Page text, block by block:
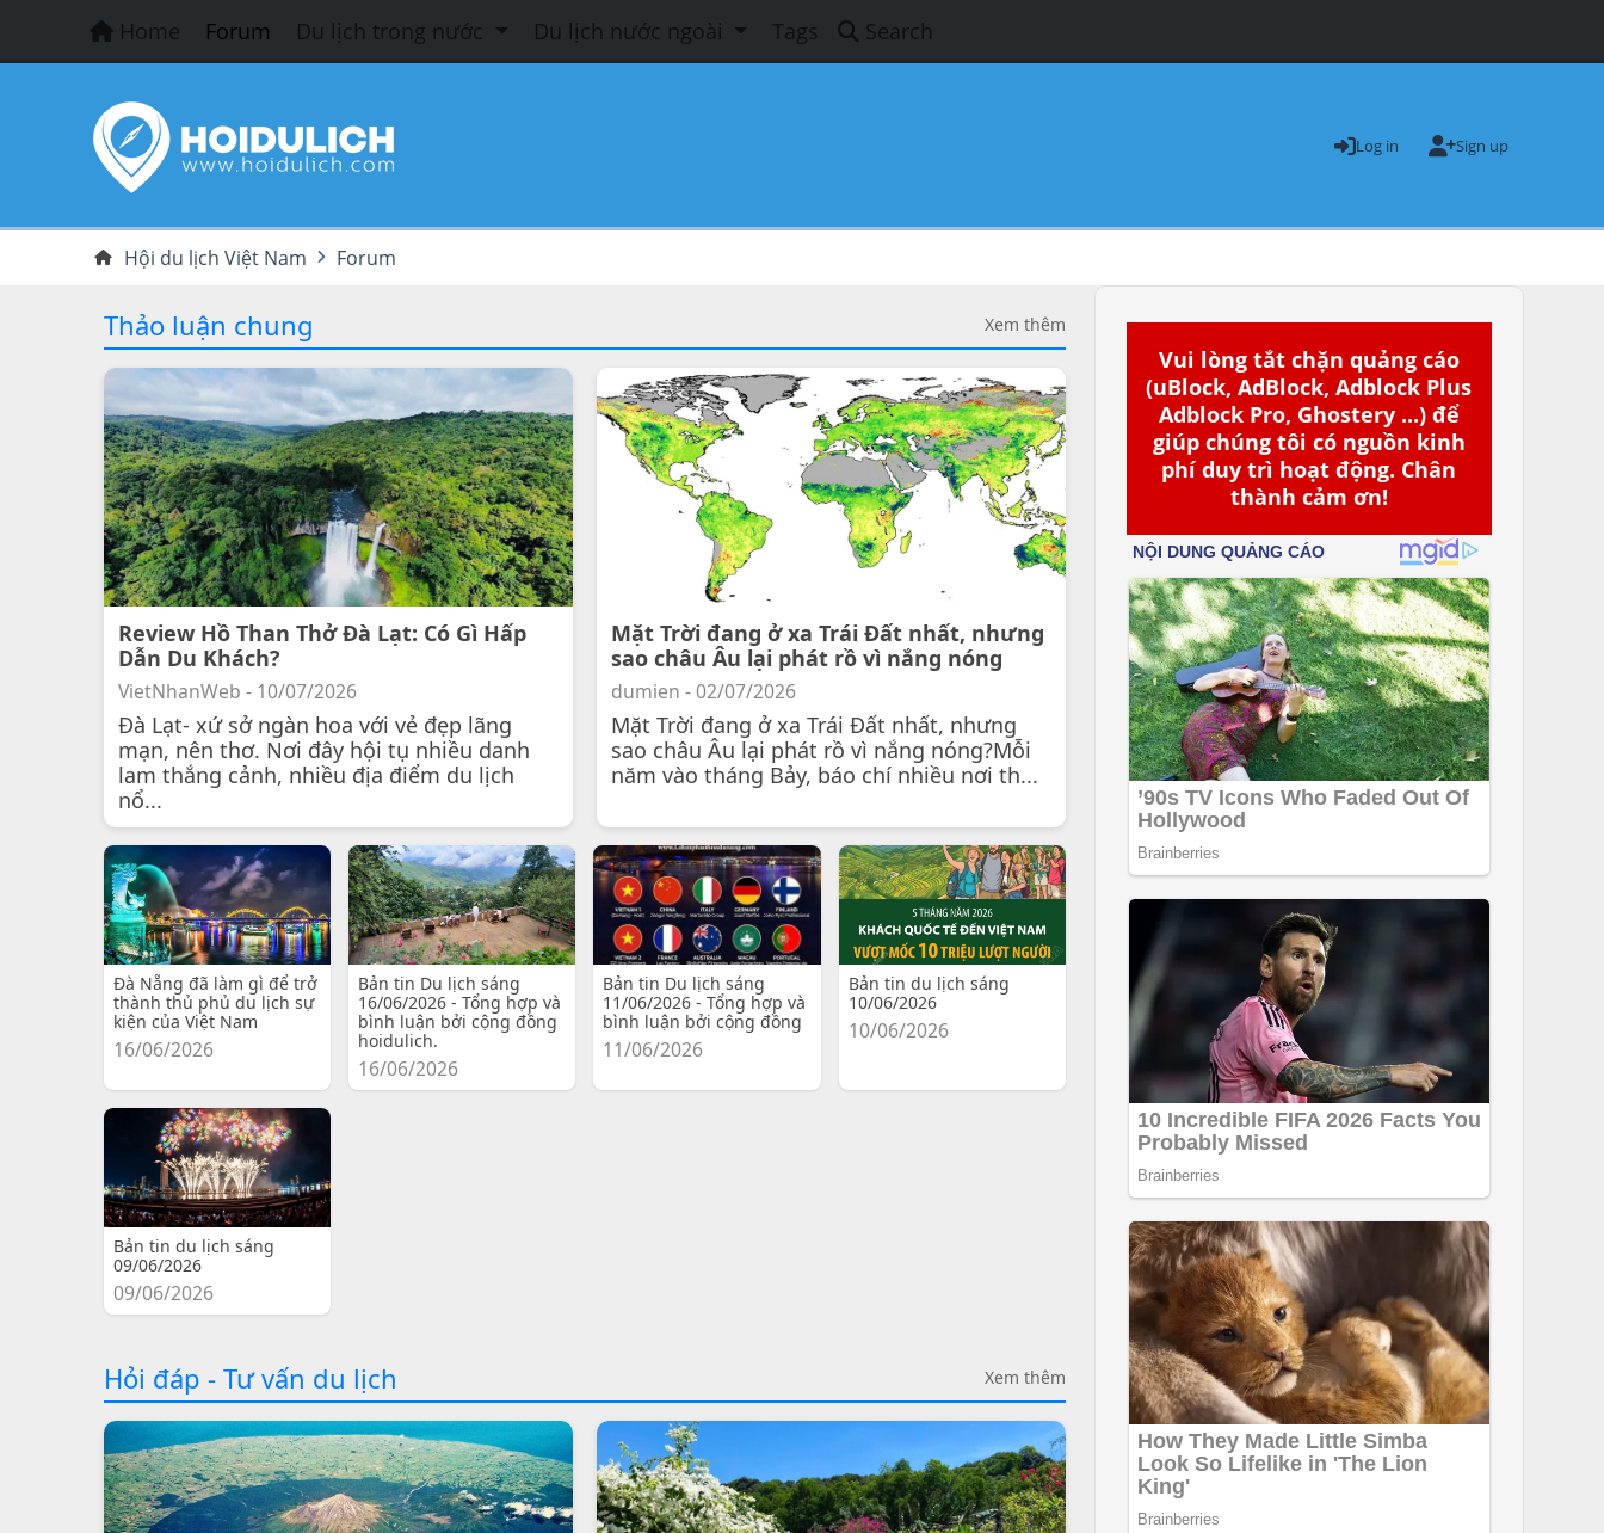
Home Forum Du lịch trong nước Du lịch nước ngoài Tags Search
Log in Sign up
Hội du lịch Việt Nam Forum
Vui lòng tắt chặn quảng cáo
(uBlock, AdBlock, Adblock Plus
Adblock Pro, Ghostery ...) để
giúp chúng tôi có nguồn kinh
phí duy trì hoạt động. Chân
thành cảm ơn!
Thảo luận chung Xem thêm
Review Hồ Than Thở Đà Lạt: Có Gì Hấp
Dẫn Du Khách?
VietNhanWeb - 10/07/2026
Đà Lạt- xứ sở ngàn hoa với vẻ đẹp lãng
mạn, nên thơ. Nơi đây hội tụ nhiều danh
lam thắng cảnh, nhiều địa điểm du lịch
nổ...
Mặt Trời đang ở xa Trái Đất nhất, nhưng
sao châu Âu lại phát rồ vì nắng nóng
dumien - 02/07/2026
Mặt Trời đang ở xa Trái Đất nhất, nhưng
sao châu Âu lại phát rồ vì nắng nóng?Mỗi
năm vào tháng Bảy, báo chí nhiều nơi th...
Đà Nẵng đã làm gì để trở
thành thủ phủ du lịch sự
kiện của Việt Nam
16/06/2026
Bản tin Du lịch sáng
16/06/2026 - Tổng hợp và
bình luận bởi cộng đồng
hoidulich.
16/06/2026
Bản tin Du lịch sáng
11/06/2026 - Tổng hợp và
bình luận bởi cộng đồng
11/06/2026
Bản tin du lịch sáng
10/06/2026
10/06/2026
Bản tin du lịch sáng
09/06/2026
09/06/2026
Hỏi đáp - Tư vấn du lịch Xem thêm